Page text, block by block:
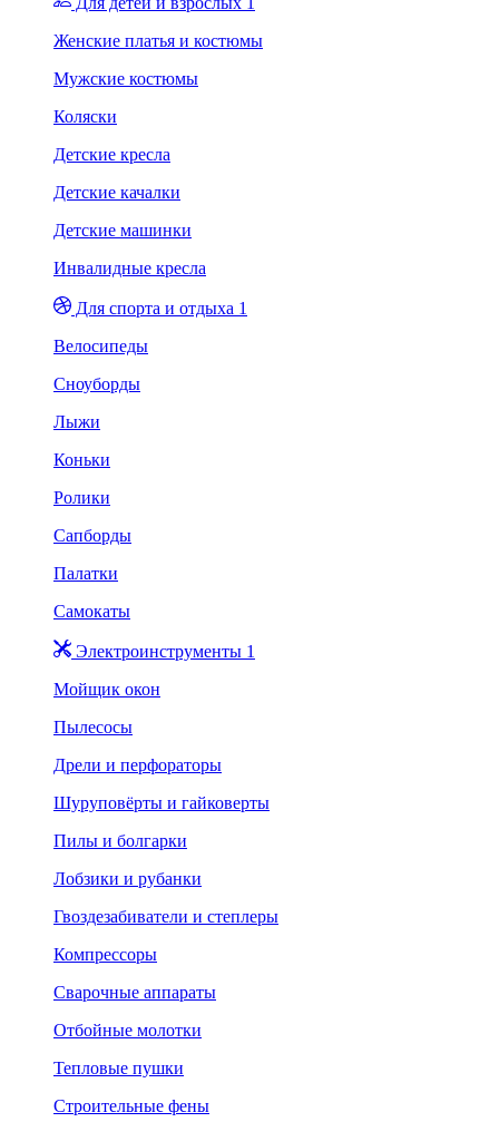
Женские платья и костюмы
Мужские костюмы
Коляски
Детские кресла
Детские качалки
Детские машинки
Инвалидные кресла
Для спорта и отдыха 1
Велосипеды
Сноуборды
Лыжи
Коньки
Ролики
Сапборды
Палатки
Самокаты
Электроинструменты 1
Мойщик окон
Пылесосы
Дрели и перфораторы
Шуруповёрты и гайковерты
Пилы и болгарки
Лобзики и рубанки
Гвоздезабиватели и степлеры
Компрессоры
Сварочные аппараты
Отбойные молотки
Тепловые пушки
Строительные фены